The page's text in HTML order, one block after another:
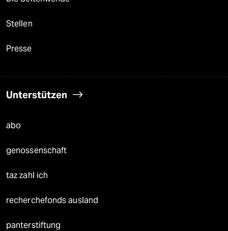
Stellen
Presse
Unterstützen
abo
genossenschaft
taz zahl ich
recherchefonds ausland
panterstiftung